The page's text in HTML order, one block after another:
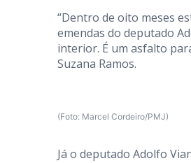
“Dentro de oito meses
emendas do deputado
interior. É um asfalto
Suzana Ramos.
(Foto: Marcel Cordeiro/PMJ)
Já o deputado Adolfo